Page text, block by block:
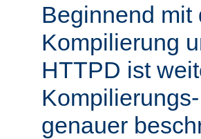
Beginnend mit
Kompilierung
HTTPD ist
genauer